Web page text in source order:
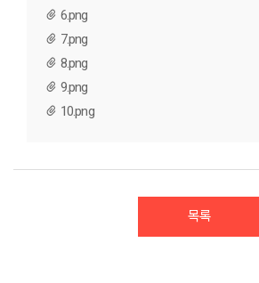
6.png
7.png
8.png
9.png
10.png
목록